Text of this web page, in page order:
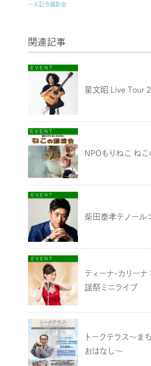
ール記念撮影会
関連記事
星文昭 Live Tour
NPOもりねこ ね
柴田泰孝テノール
ティーナ・カリー
謡祭ミニライブ
トークテラス～ま
おはなし～